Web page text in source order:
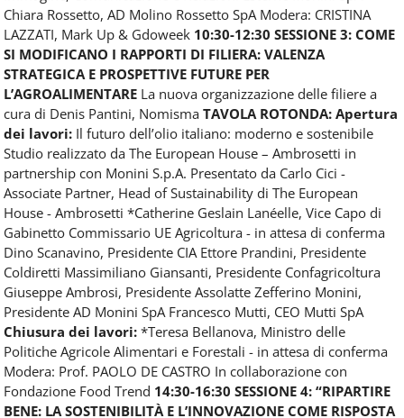
Chiara Rossetto, AD Molino Rossetto SpA Modera: CRISTINA
LAZZATI, Mark Up & Gdoweek 10:30-12:30 SESSIONE 3: COME
SI MODIFICANO I RAPPORTI DI FILIERA: VALENZA
STRATEGICA E PROSPETTIVE FUTURE PER
L’AGROALIMENTARE La nuova organizzazione delle filiere a
cura di Denis Pantini, Nomisma TAVOLA ROTONDA: Apertura
dei lavori: Il futuro dell’olio italiano: moderno e sostenibile
Studio realizzato da The European House – Ambrosetti in
partnership con Monini S.p.A. Presentato da Carlo Cici -
Associate Partner, Head of Sustainability di The European
House - Ambrosetti *Catherine Geslain Lanéelle, Vice Capo di
Gabinetto Commissario UE Agricoltura - in attesa di conferma
Dino Scanavino, Presidente CIA Ettore Prandini, Presidente
Coldiretti Massimiliano Giansanti, Presidente Confagricoltura
Giuseppe Ambrosi, Presidente Assolatte Zefferino Monini,
Presidente AD Monini SpA Francesco Mutti, CEO Mutti SpA
Chiusura dei lavori: *Teresa Bellanova, Ministro delle
Politiche Agricole Alimentari e Forestali - in attesa di conferma
Modera: Prof. PAOLO DE CASTRO In collaborazione con
Fondazione Food Trend 14:30-16:30 SESSIONE 4: “RIPARTIRE
BENE: LA SOSTENIBILITÀ E L’INNOVAZIONE COME RISPOSTA